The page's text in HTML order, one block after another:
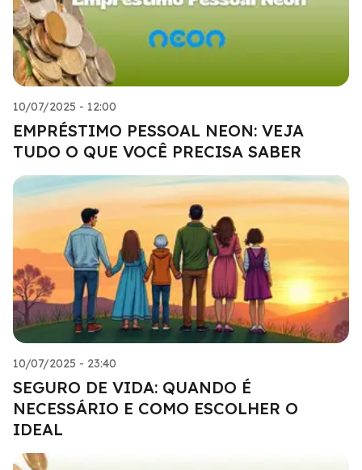
10/07/2025 - 12:00
EMPRÉSTIMO PESSOAL NEON: VEJA
TUDO O QUE VOCÊ PRECISA SABER
10/07/2025 - 23:40
SEGURO DE VIDA: QUANDO É
NECESSÁRIO E COMO ESCOLHER O
IDEAL